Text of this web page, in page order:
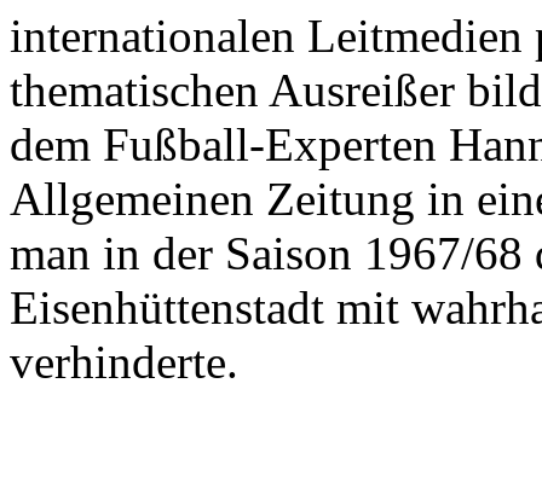
internationalen Leitmedien
thematischen Ausreißer
dem Fußball-Experten
Allgemeinen Zeitung in
man in der Saison 1967/
Eisenhüttenstadt mit
verhinderte.